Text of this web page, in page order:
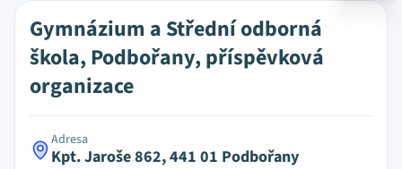
Gymnázium a Střední odborná
škola, Podbořany, příspěvková
organizace
Adresa
Kpt. Jaroše 862, 441 01 Podbořany